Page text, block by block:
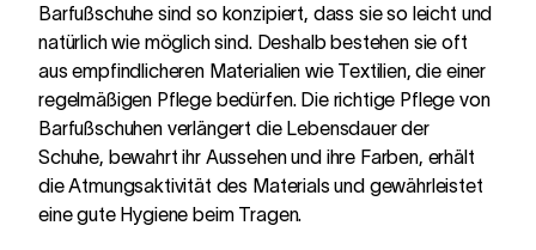
Barfußschuhe sind so konzipiert, dass sie so leicht und
natürlich wie möglich sind. Deshalb bestehen sie oft
aus empfindlicheren Materialien wie Textilien, die einer
regelmäßigen Pflege bedürfen. Die richtige Pflege von
Barfußschuhen verlängert die Lebensdauer der
Schuhe, bewahrt ihr Aussehen und ihre Farben, erhält
die Atmungsaktivität des Materials und gewährleistet
eine gute Hygiene beim Tragen.